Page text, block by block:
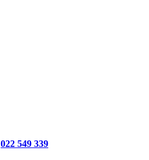
022 549 339